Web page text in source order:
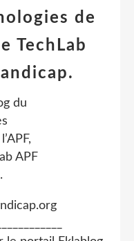
de
TechLab